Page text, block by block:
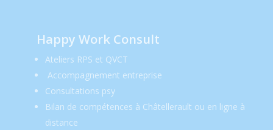
Happy Work Consult
Ateliers RPS et QVCT
Accompagnement entreprise
Consultations psy
Bilan de compétences à Châtellerault ou en ligne à
distance